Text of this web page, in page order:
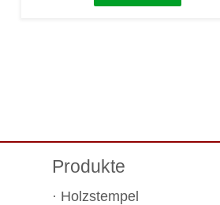
Produkte
Holzstempel